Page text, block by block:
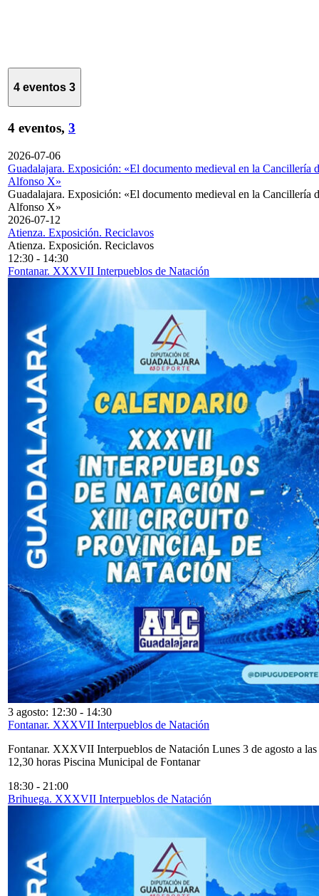
4 eventos 3
4 eventos, 3
2026-07-06
Guadalajara. Exposición: «El documento medieval en la Cancillería
Alfonso X»
Guadalajara. Exposición: «El documento medieval en la Cancillería
Alfonso X»
2026-07-12
Atienza. Exposición. Reciclavos
Atienza. Exposición. Reciclavos
12:30 - 14:30
Fontanar. XXXVII Interpueblos de Natación
3 agosto: 12:30 - 14:30
Fontanar. XXXVII Interpueblos de Natación
Fontanar. XXXVII Interpueblos de Natación Lunes 3 de agosto a las
12,30 horas Piscina Municipal de Fontanar
18:30 - 21:00
Brihuega. XXXVII Interpueblos de Natación